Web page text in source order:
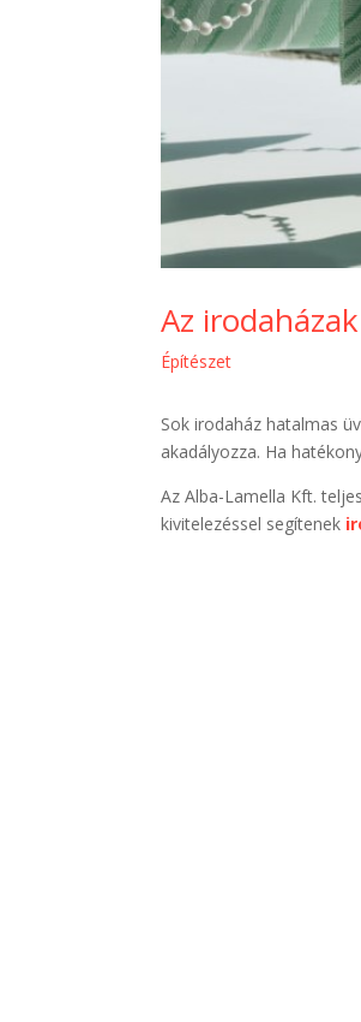
Az
Építészet
Sok irodaház hatalmas
akadályozza. Ha
Az Alba-Lamella Kft.
kivitelezéssel segítenek